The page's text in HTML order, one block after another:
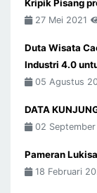
Kripik Pisang
27 Mei 2021
Duta Wisata
Industri 4.0
05 Agustus
DATA
02
Pameran
18 Februari